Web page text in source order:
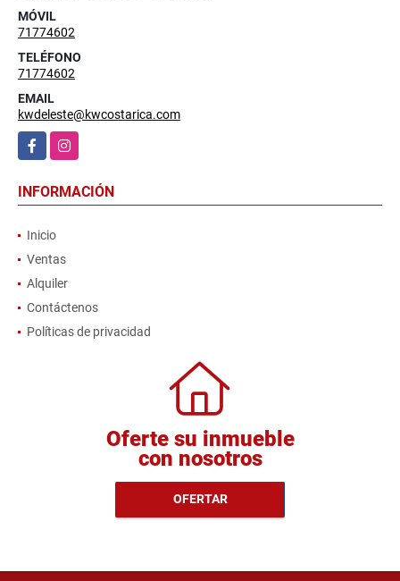
MÓVIL
71774602
TELÉFONO
71774602
EMAIL
kwdeleste@kwcostarica.com
FacebookInstagram
INFORMACIÓN
Inicio
Ventas
Alquiler
Contáctenos
Políticas de privacidad
Oferte su inmueble
con nosotros
OFERTAR